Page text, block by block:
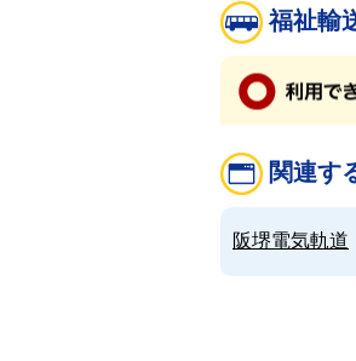
福祉輸
関連す
阪堺電気軌道